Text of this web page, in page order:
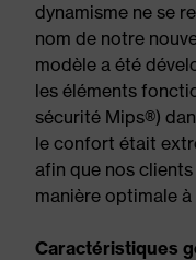
dynamisme ne se
nom de notre
modèle a été
les éléments
sécurité Mips®)
le confort était
afin que nos
manière optimale
Caractéristiques